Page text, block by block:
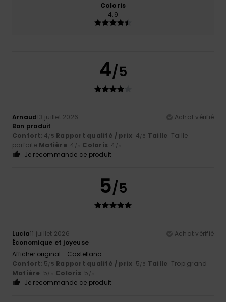
Coloris
4.9
4/5
Arnaud13 juillet 2026
Achat vérifié
Bon produit
Confort: 4/5 Rapport qualité / prix: 4/5 Taille: Taille
parfaite Matière: 4 /5 Coloris: 4 /5
Je recommande ce produit
5/5
Lucia11 juillet 2026
Achat vérifié
Économique et joyeuse
Afficher original - Castellano
Confort: 5/5 Rapport qualité / prix: 5/5 Taille: Trop grand
Matière: 5/5 Coloris: 5 /5
Je recommande ce produit